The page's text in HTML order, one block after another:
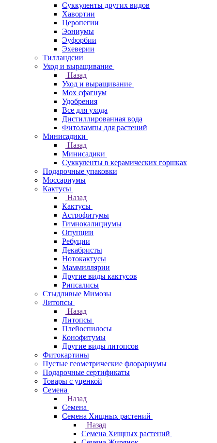
Суккуленты других видов
Хавортии
Церопегии
Эониумы
Эуфорбии
Эхеверии
Тилландсии
Уход и выращивание
Назад
Уход и выращивание
Мох сфагнум
Удобрения
Все для ухода
Дистиллированная вода
Фитолампы для растений
Минисадики
Назад
Минисадики
Суккуленты в керамических горшках
Подарочные упаковки
Моссариумы
Кактусы
Назад
Кактусы
Астрофитумы
Гимнокалициумы
Опунции
Ребуции
Декабристы
Нотокактусы
Маммиллярии
Другие виды кактусов
Рипсалисы
Стыдливые Мимозы
Литопсы
Назад
Литопсы
Плейоспилосы
Конофитумы
Другие виды литопсов
Фитокартины
Пустые геометрические флорариумы
Подарочные сертификаты
Товары с уценкой
Семена
Назад
Семена
Семена Хищных растений
Назад
Семена Хищных растений